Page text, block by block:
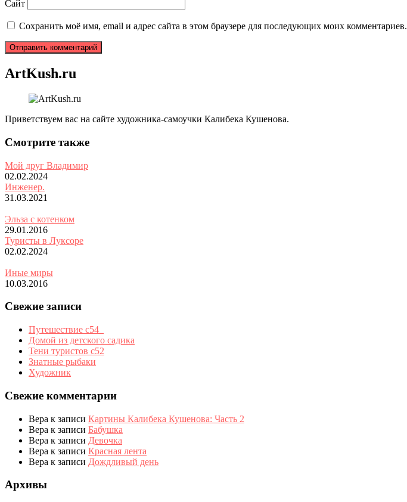
Сайт
Сохранить моё имя, email и адрес сайта в этом браузере для последующих моих комментариев.
ArtKush.ru
Приветствуем вас на сайте художника-самоучки Калибека Кушенова.
Смотрите также
Мой друг Владимир
02.02.2024
Инженер.
31.03.2021
Эльза с котенком
29.01.2016
Туристы в Луксоре
02.02.2024
Иные миры
10.03.2016
Свежие записи
Путешествие с54_
Домой из детского садика
Тени туристов с52
Знатные рыбаки
Художник
Свежие комментарии
Вера к записи Картины Калибека Кушенова: Часть 2
Вера к записи Бабушка
Вера к записи Девочка
Вера к записи Красная лента
Вера к записи Дождливый день
Архивы